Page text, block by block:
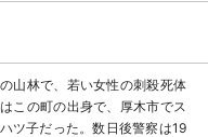
山林で、若い女性の刺殺死体
この町の出身で、厚木市でス
ツ子だった。数日後警察は19